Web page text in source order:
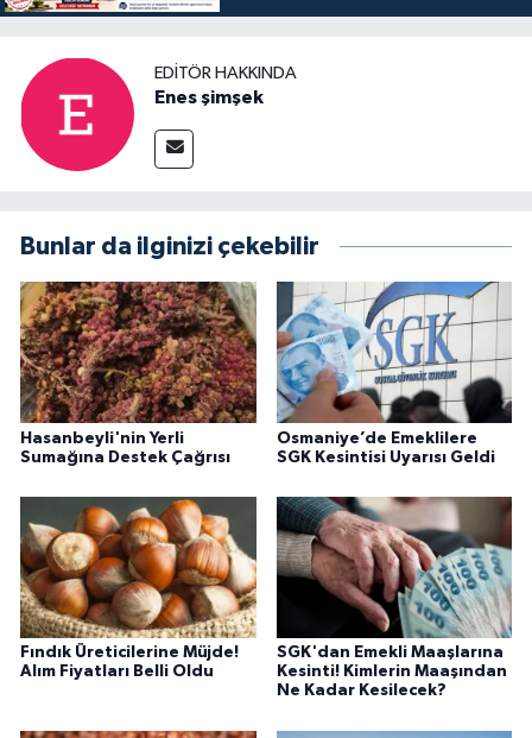
EDITÖR HAKKINDA
Enes şimşek
Bunlar da ilginizi çekebilir
Hasanbeyli'nin Yerli
Sumağına Destek Çağrısı
Osmaniye’de Emeklilere
SGK Kesintisi Uyarısı Geldi
Fındık Üreticilerine Müjde!
Alım Fiyatları Belli Oldu
SGK'dan Emekli Maaşlarına
Kesinti! Kimlerin Maaşından
Ne Kadar Kesilecek?